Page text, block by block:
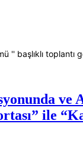
'' başlıklı toplantı
ve
ile